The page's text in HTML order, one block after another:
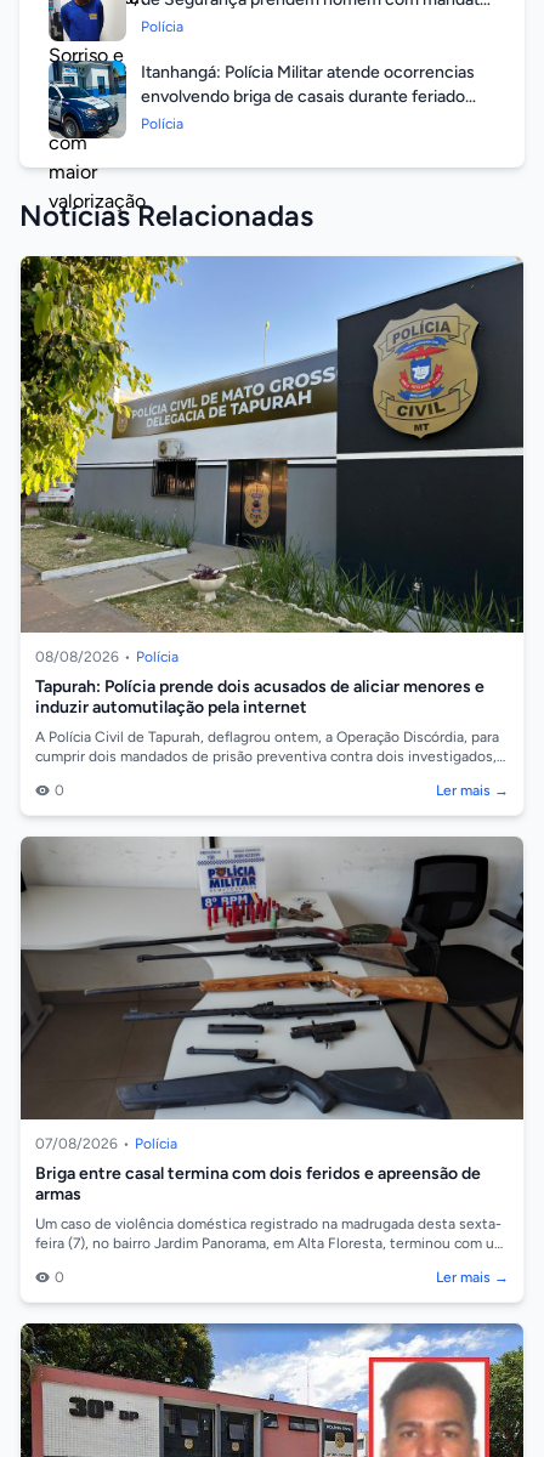
em aberto por homicídio
Polícia
Itanhangá: Polícia Militar atende ocorrencias
envolvendo briga de casais durante feriado
prolongado
Polícia
Notícias Relacionadas
08/08/2026 • Polícia
Tapurah: Polícia prende dois acusados de aliciar menores e
induzir automutilação pela internet
A Polícia Civil de Tapurah, deflagrou ontem, a Operação Discórdia, para
cumprir dois mandados de prisão preventiva contra dois investigados,
0
Ler mais →
07/08/2026 • Polícia
Briga entre casal termina com dois feridos e apreensão de
armas
Um caso de violência doméstica registrado na madrugada desta sexta-
feira (7), no bairro Jardim Panorama, em Alta Floresta, terminou com um
0
Ler mais →